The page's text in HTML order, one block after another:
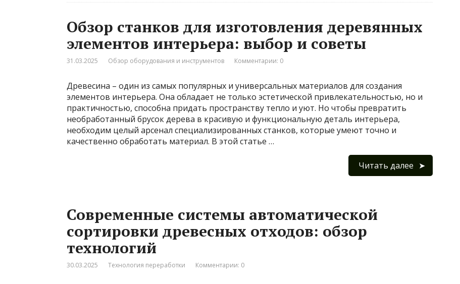
Обзор станков для изготовления деревянных
элементов интерьера: выбор и советы
31.03.2025 Обзор оборудования и инструментов Комментарии: 0
Древесина – один из самых популярных и универсальных материалов для создания
элементов интерьера. Она обладает не только эстетической привлекательностью, но и
практичностью, способна придать пространству тепло и уют. Но чтобы превратить
необработанный брусок дерева в красивую и функциональную деталь интерьера,
необходим целый арсенал специализированных станков, которые умеют точно и
качественно обработать материал. В этой статье …
Читать далее
Современные системы автоматической
сортировки древесных отходов: обзор
технологий
30.03.2025 Технология переработки Комментарии: 0